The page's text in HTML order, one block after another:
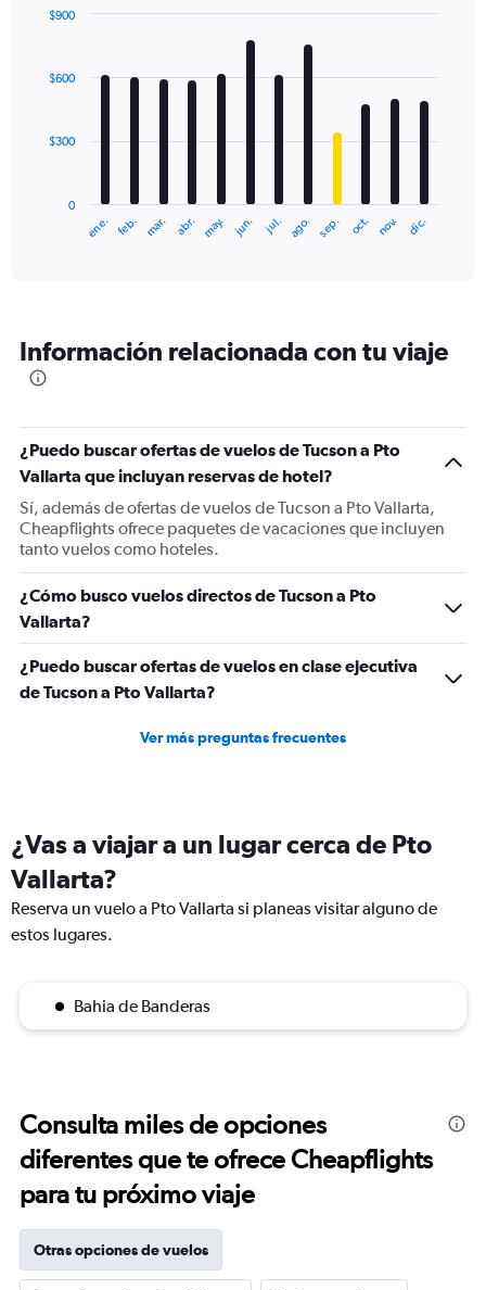
with
12
The
categories.
The
Y
axis
displaying
values.
Range:
0
900.
ene. feb. mar. abr. may. jun. jul. ago. sep. oct. nov. dic.
0
$300
$600
$900
Información relacionada con tu viaje
¿Puedo buscar ofertas de vuelos de Tucson a Pto
Vallarta que incluyan reservas de hotel?
Sí, además de ofertas de vuelos de Tucson a Pto Vallarta,
Cheapflights ofrece paquetes de vacaciones que incluyen
tanto vuelos como hoteles.
¿Cómo busco vuelos directos de Tucson a Pto
Vallarta?
¿Puedo buscar ofertas de vuelos en clase ejecutiva
de Tucson a Pto Vallarta?
Ver más preguntas frecuentes
¿Vas a viajar a un lugar cerca de Pto
Vallarta?
Reserva un vuelo a Pto Vallarta si planeas visitar alguno de
estos lugares.
Bahia de Banderas
Consulta miles de opciones
diferentes que te ofrece Cheapflights
para tu próximo viaje
Otras opciones de vuelos